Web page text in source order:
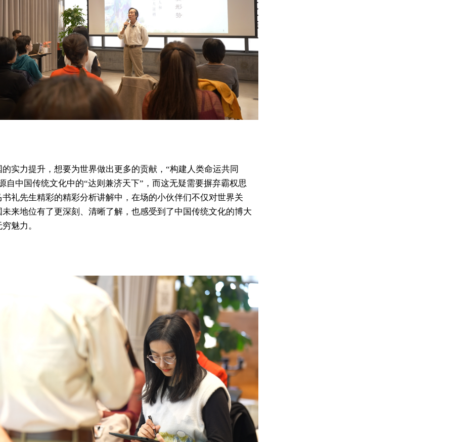
实力提升，想要为世界做出更多的贡献，“构建人类命运共同
自中国传统文化中的“达则兼济天下”，而这无疑需要摒弃霸权思
书礼先生精彩的精彩分析讲解中，在场的小伙伴们不仅对世界关
未来地位有了更深刻、清晰了解，也感受到了中国传统文化的博大
魅力。